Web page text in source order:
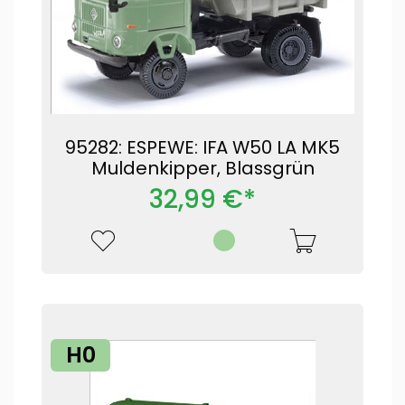
95282: ESPEWE: IFA W50 LA MK5
Muldenkipper, Blassgrün
32,99 €*
H0